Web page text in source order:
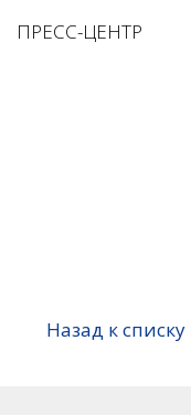
ПРЕСС-ЦЕНТР
Назад к списку